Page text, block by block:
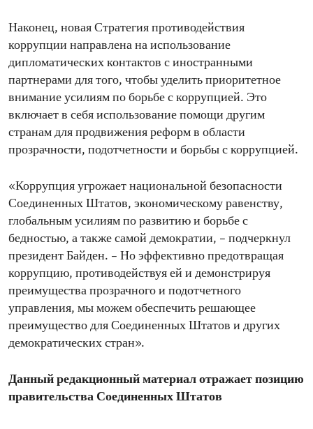
Наконец, новая Стратегия противодействия
коррупции направлена на использование
дипломатических контактов с иностранными
партнерами для того, чтобы уделить приоритетное
внимание усилиям по борьбе с коррупцией. Это
включает в себя использование помощи другим
странам для продвижения реформ в области
прозрачности, подотчетности и борьбы с коррупцией.
«Коррупция угрожает национальной безопасности
Соединенных Штатов, экономическому равенству,
глобальным усилиям по развитию и борьбе с
бедностью, а также самой демократии, – подчеркнул
президент Байден. – Но эффективно предотвращая
коррупцию, противодействуя ей и демонстрируя
преимущества прозрачного и подотчетного
управления, мы можем обеспечить решающее
преимущество для Соединенных Штатов и других
демократических стран».
Данный редакционный материал отражает позицию
правительства Соединенных Штатов